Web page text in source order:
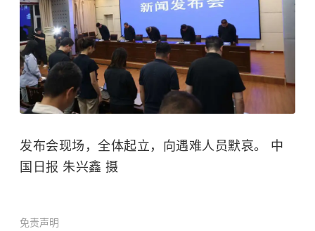
发布会现场，全体起立，向遇难人员默哀。 中
国日报 朱兴鑫 摄
免责声明